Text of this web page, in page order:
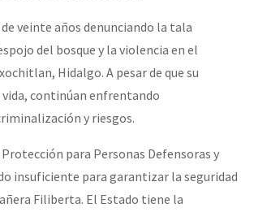
la Humanidad. (Las poblaciones y
veinte años denunciando la tala
del bosque y la violencia en el
Hidalgo. A pesar de que su
vida, continúan enfrentando
y riesgos.
para Personas Defensoras y
insuficiente para garantizar la seguridad
Filiberta. El Estado tiene la